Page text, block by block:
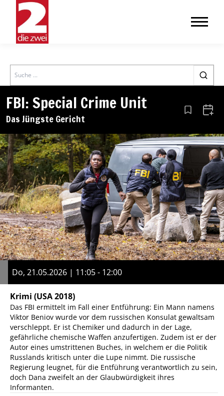
Search
FBI: Special Crime Unit
Das Jüngste Gericht Aus den
Do, 21.05.2026 | 11:05 - 12:00
Krimi (USA 2018)
Das FBI ermittelt im Fall einer Entführung: Ein Mann namens
Viktor Beniov wurde vor dem russischen Konsulat gewaltsam
verschleppt. Er ist Chemiker und dadurch in der Lage,
gefährliche chemische Waffen anzufertigen. Zudem ist er der
Autor eines umstrittenen Buches, in welchem er die Politik
Russlands kritisch unter die Lupe nimmt. Die russische
Regierung leugnet, für die Entführung verantwortlich zu sein,
doch Dana zweifelt an der Glaubwürdigkeit ihres
Informanten.